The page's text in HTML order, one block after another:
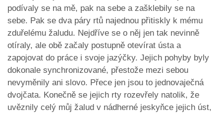
podívaly se na mě, pak na sebe a zašklebily se na
sebe. Pak se dva páry rtů najednou přitiskly k mému
zduřelému žaludu. Nejdříve se o něj jen tak nevinně
otíraly, ale obě začaly postupně otevírat ústa a
zapojovat do práce i svoje jazýčky. Jejich pohyby byly
dokonale synchronizované, přestože mezi sebou
nevyměnily ani slovo. Přece jen jsou to jednovaječná
dvojčata. Konečně se jejich rty rozevřely natolik, že
uvěznily celý můj žalud v nádherné jeskyňce jejich úst,